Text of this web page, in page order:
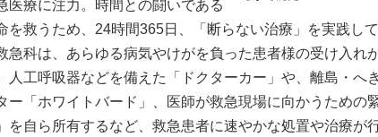
医療に注力。時間との闘いである
を救うため、24時間365日、「断らない治療」を実践し
急科は、あらゆる病気やけがを負った患者様の受け入れ
人工呼吸器などを備えた「ドクターカー」や、離島・へ
ー「ホワイトバード」、医師が救急現場に向かうための
を自ら所有するなど、救急患者に速やかな処置や治療が